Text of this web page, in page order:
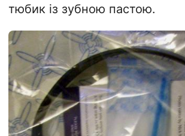
тюбик із зубною пастою.